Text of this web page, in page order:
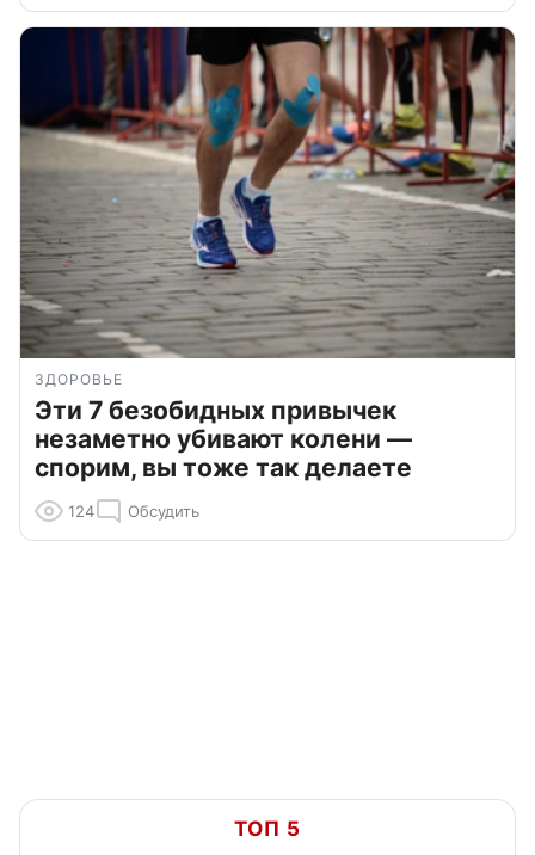
ЗДОРОВЬЕ
Эти 7 безобидных привычек
незаметно убивают колени —
спорим, вы тоже так делаете
124 Обсудить
ТОП 5